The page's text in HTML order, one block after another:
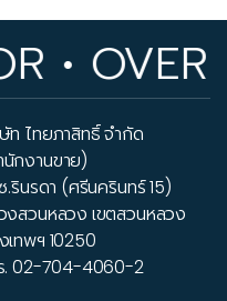
33
ท ไทยภาสิทธิ์ จำกัด
นักงานขาย)
.รินรดา (ศรีนครินทร์ 15)
งสวนหลวง เขตสวนหลวง
เทพฯ 10250
.02-704-4060-2